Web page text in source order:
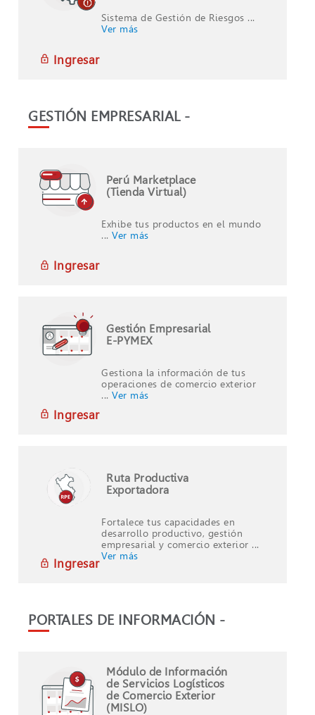
Sistema de Gestión de Riesgos ...
Ver más
Ingresar
GESTIÓN EMPRESARIAL -
Perú Marketplace
(Tienda Virtual)
Exhibe tus productos en el mundo
... Ver más
Ingresar
Gestión Empresarial
E-PYMEX
Gestiona la información de tus
operaciones de comercio exterior
... Ver más
Ingresar
Ruta Productiva
Exportadora
Fortalece tus capacidades en
desarrollo productivo, gestión
empresarial y comercio exterior ...
Ver más
Ingresar
PORTALES DE INFORMACIÓN -
Módulo de Información
de Servicios Logísticos
de Comercio Exterior
(MISLO)